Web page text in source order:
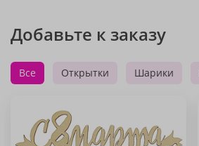
Добавьте к заказу
Все Открытки Шарики